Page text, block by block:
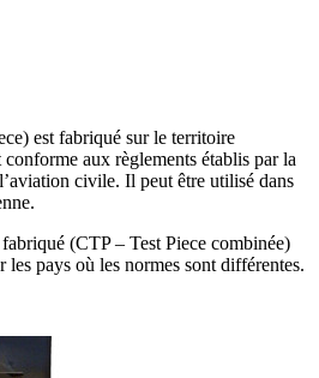
est fabriqué sur le territoire
aux règlements établis par la
civile. Il peut être utilisé dans
(CTP – Test Piece combinée)
les pays où les normes sont différentes.